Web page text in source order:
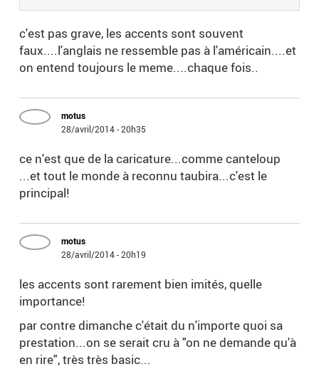
c'est pas grave, les accents sont souvent
faux....l'anglais ne ressemble pas à l'américain....et
on entend toujours le meme....chaque fois..
motus
28/avril/2014 - 20h35
ce n'est que de la caricature...comme canteloup
...et tout le monde à reconnu taubira...c'est le
principal!
motus
28/avril/2014 - 20h19
les accents sont rarement bien imités, quelle
importance!
par contre dimanche c'était du n'importe quoi sa
prestation...on se serait cru à "on ne demande qu'à
en rire", très très basic...